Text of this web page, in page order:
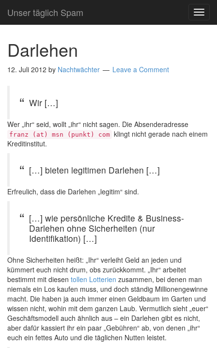
Unser täglich Spam
Darlehen
12. Juli 2012 by Nachtwächter Leave a Comment
Wir […]
Wer „ihr“ seid, wollt „ihr“ nicht sagen. Die Absenderadresse
franz (at) msn (punkt) com klingt nicht gerade nach einem
Kreditinstitut.
[…] bieten legitimen Darlehen […]
Erfreulich, dass die Darlehen „legitim“ sind.
[…] wie persönliche Kredite & Business-
Darlehen ohne Sicherheiten (nur
Identifikation) […]
Ohne Sicherheiten heißt: „Ihr“ verleiht Geld an jeden und
kümmert euch nicht drum, obs zurückkommt. „Ihr“ arbeitet
bestimmt mit diesen tollen Lotterien zusammen, bei denen man
niemals ein Los kaufen muss, und doch ständig Millionengewinne
macht. Die haben ja auch immer einen Geldbaum im Garten und
wissen nicht, wohin mit dem ganzen Laub. Vermutlich sieht „euer“
Geschäftsmodell auch ähnlich aus – ein Darlehen gibt es nicht,
aber dafür kassiert ihr ein paar „Gebühren“ ab, von denen „ihr“
euch ein fettes Auto und die täglichen Nutten leistet.